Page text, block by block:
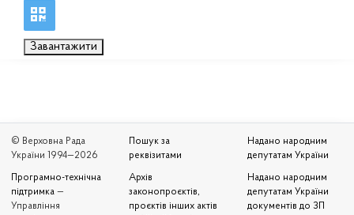
Завантажити
© Верховна Рада
України 1994—2026
Програмно-технічна
підтримка —
Управління
Пошук за
реквізитами
Архів
законопроєктів,
проєктів інших актів
Надано народним
депутатам України
Надано народним
депутатам України
документів до ЗП